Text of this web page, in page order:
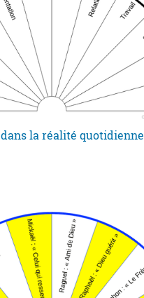
dans la réalité quotidienne